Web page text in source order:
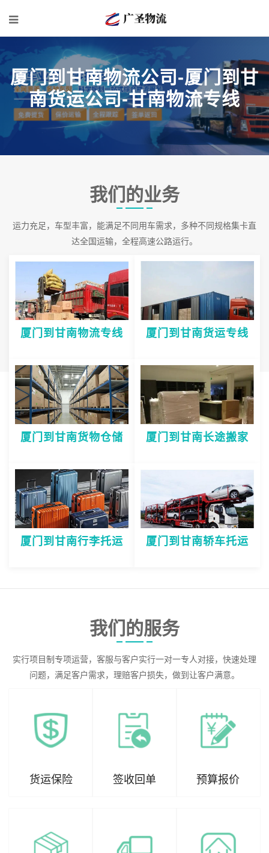
厦门到甘南物流公司-厦门到甘
南货运公司-甘南物流专线
我们的业务
运力充足，车型丰富，能满足不同用车需求，多种不同规格集卡直
达全国运输，全程高速公路运行。
厦门到甘南物流专线 厦门到甘南货运专线
厦门到甘南货物仓储 厦门到甘南长途搬家
厦门到甘南行李托运 厦门到甘南轿车托运
我们的服务
实行项目制专项运营，客服与客户实行一对一专人对接，快速处理
问题，满足客户需求，理赔客户损失，做到让客户满意。
货运保险 签收回单 预算报价